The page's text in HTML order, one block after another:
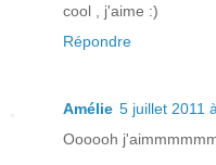
cool , j'aime :)
Répondre
Amélie 5 juillet 2011
Oooooh